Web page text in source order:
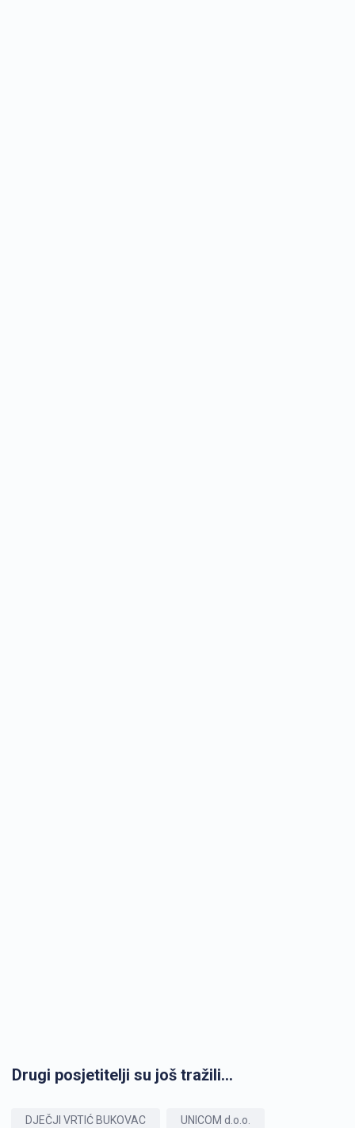
Drugi posjetitelji su još tražili...
DJEČJI VRTIĆ BUKOVAC UNICOM d.o.o.